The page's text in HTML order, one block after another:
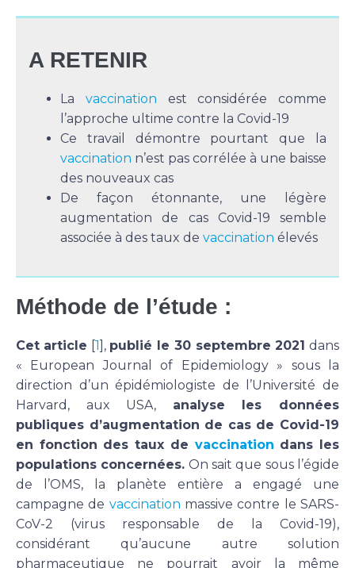
A RETENIR
La vaccination est considérée comme
l’approche ultime contre la Covid-19
Ce travail démontre pourtant que la
vaccination n’est pas corrélée à une baisse
des nouveaux cas
De façon étonnante, une légère
augmentation de cas Covid-19 semble
associée à des taux de vaccination élevés
Méthode de l’étude :
Cet article [1], publié le 30 septembre 2021 dans
« European Journal of Epidemiology » sous la
direction d’un épidémiologiste de l’Université de
Harvard, aux USA, analyse les données
publiques d’augmentation de cas de Covid-19
en fonction des taux de vaccination dans les
populations concernées. On sait que sous l’égide
de l’OMS, la planète entière a engagé une
campagne de vaccination massive contre le SARS-
CoV-2 (virus responsable de la Covid-19),
considérant qu’aucune autre solution
pharmaceutique ne pourrait avoir la même